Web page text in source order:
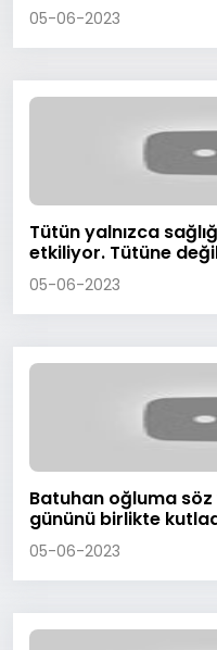
05-06-2023
Tütün yalnızca
etkiliyor. Tütüne
05-06-2023
Batuhan oğluma
gününü birlikte
05-06-2023